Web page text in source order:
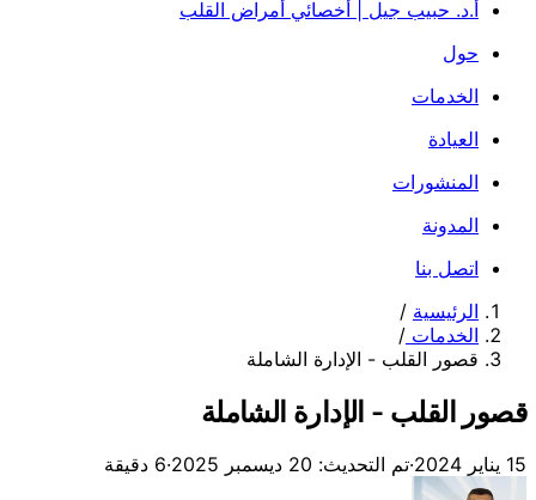
أ.د. حبيب جيل | أخصائي أمراض القلب
حول
الخدمات
العيادة
المنشورات
المدونة
اتصل بنا
الرئيسية /
الخدمات /
قصور القلب - الإدارة الشاملة
قصور القلب - الإدارة الشاملة
15 يناير 2024 ·تم التحديث: 20 ديسمبر 2025 ·6 دقيقة